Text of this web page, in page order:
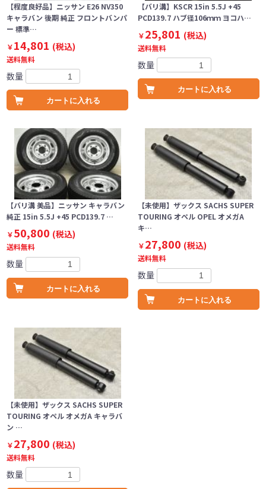
【程度良好品】ニッサン E26 NV350
キャラバン 後期 純正 フロントバンパ
ー 標準…
￥14,801 (税込)
送料無料
数量
カートに入れる
【バリ溝】KSCR 15in 5.5J +45
PCD139.7 ハブ径106ｍｍ ヨコハ…
￥25,801 (税込)
送料無料
数量
カートに入れる
【バリ溝 美品】ニッサン キャラバン
純正 15in 5.5J +45 PCD139.7 …
￥50,800 (税込)
送料無料
数量
カートに入れる
【未使用】ザックス SACHS SUPER
TOURING オペル OPEL オメガA
キ…
￥27,800 (税込)
送料無料
数量
カートに入れる
【未使用】ザックス SACHS SUPER
TOURING オペル オメガA キャラバ
ン …
￥27,800 (税込)
送料無料
数量